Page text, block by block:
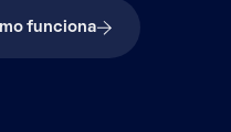
funciona